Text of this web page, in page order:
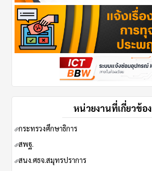
หน่วยงานที่เกี่ยวข้อง
กระทรวงศึกษาธิการ
สพฐ.
สนง.ศธจ.สมุทรปราการ